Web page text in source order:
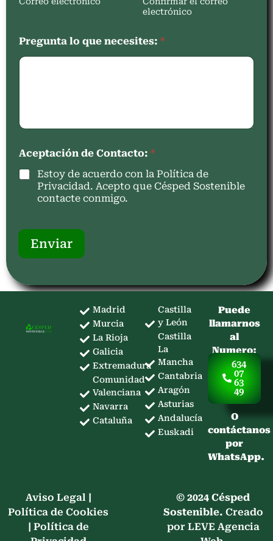
electrónico
Pregunta lo que necesites: *
Aceptación de Contacto: *
Estoy de acuerdo con la Política de
Privacidad. Acepto que Césped Sostenible
contacte conmigo.
Enviar
Madrid
Murcia
La Rioja
Galicia
Extremadura
Comunidad
Valenciana
Navarra
Cataluña
Castilla
y León
Castilla
La
Mancha
Cantabria
Aragón
Asturias
Andalucía
Euskadi
Puede
llamarnos
al
Numero:
634
07
63
49
O
contáctanos
por
WhatsApp.
Aviso Legal |
Política de Cookies
| Política de
© 2024 Césped
Sostenible. Creado
por LEVE Agencia